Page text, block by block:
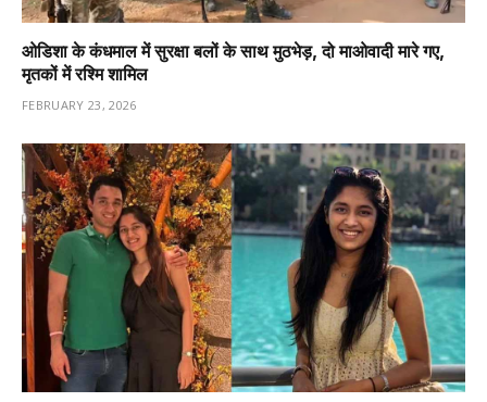
ओडिशा के कंधमाल में सुरक्षा बलों के साथ मुठभेड़, दो माओवादी मारे गए,
मृतकों में रश्मि शामिल
FEBRUARY 23, 2026